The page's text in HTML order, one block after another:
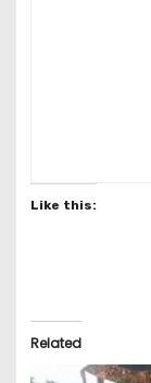
Like this:
Related